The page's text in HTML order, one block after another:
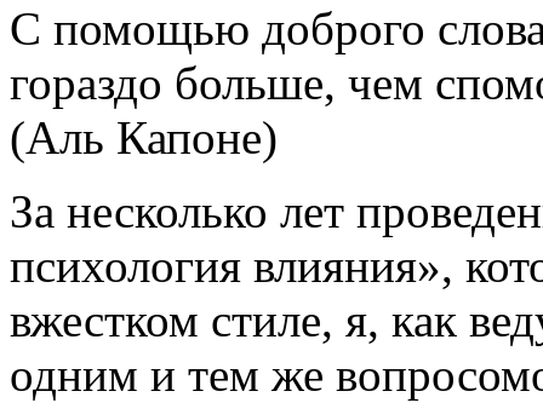
С помощью доброго
гораздо больше, чем
(Аль Капоне)
За несколько лет
психология влияния»,
вжестком стиле, я, как
одним и тем же